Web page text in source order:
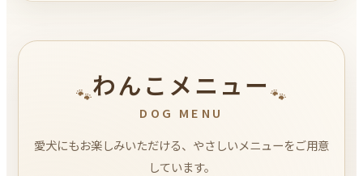
🐾わんこメニュー
DOG MENU
🐾
愛犬にもお楽しみいただける、やさしいメニューをご用意
しています。